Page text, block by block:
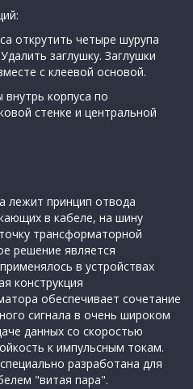
открутить четыре шурупа
заглушку. Заглушки
с клеевой основой.
корпуса по
стенке и центральной
лежит принцип отвода
в кабеле, на шину
трансформаторной
решение является
в устройствах
конструкция
обеспечивает сочетание
сигнала в очень широком
данных со скоростью
к импульсным токам.
разработана для
"витая пара".